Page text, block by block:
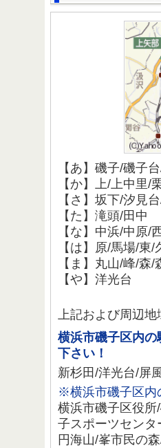
【あ】磯子/磯子
【か】上/上中里/
【さ】坂下/汐見
【た】滝頭/田中
【な】中浜/中原/
【は】原/馬場/東
【ま】丸山/峰/森/
【や】洋光台
上記および周辺地
横浜市磯子区内
下さい！
新杉田/洋光台/屏
※横浜市磯子区内
横浜市磯子区役
子スポーツセンタ
円海山/峯市民の